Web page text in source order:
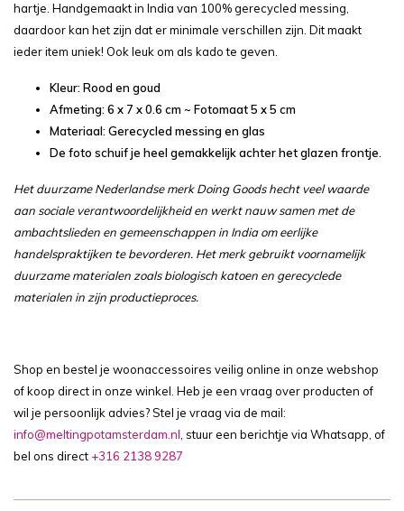
hartje. Handgemaakt in India van 100% gerecycled messing,
daardoor kan het zijn dat er minimale verschillen zijn. Dit maakt
ieder item uniek! Ook leuk om als kado te geven.
Kleur: Rood en goud
Afmeting: 6 x 7 x 0.6 cm ~ Fotomaat 5 x 5 cm
Materiaal: Gerecycled messing en glas
De foto schuif je heel gemakkelijk achter het glazen frontje.
Het duurzame Nederlandse merk Doing Goods hecht veel waarde
aan sociale verantwoordelijkheid en werkt nauw samen met de
ambachtslieden en gemeenschappen in India om eerlijke
handelspraktijken te bevorderen. Het merk gebruikt voornamelijk
duurzame materialen zoals biologisch katoen en gerecyclede
materialen in zijn productieproces.
Shop en bestel je woonaccessoires veilig online in onze webshop
of koop direct in onze winkel. Heb je een vraag over producten of
wil je persoonlijk advies? Stel je vraag via de mail:
info@meltingpotamsterdam.nl, stuur een berichtje via Whatsapp, of
bel ons direct +316 2138 9287